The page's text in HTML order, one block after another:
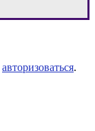
авторизоваться.